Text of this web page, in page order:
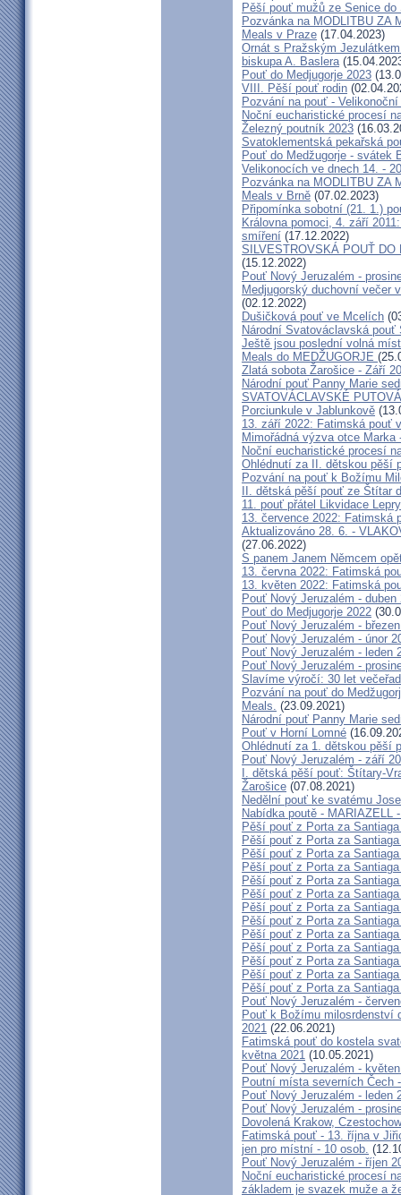
Pěší pouť mužů ze Senice do
Pozvánka na MODLITBU ZA
Meals v Praze (17.04.2023)
Ornát s Pražským
biskupa A. Baslera
Pouť do Medjugorje 2023
VIII. Pěší pouť rodin
Pozvání na pouť -
Noční eucharistické procesí
Železný poutník 2023
Svatoklementská pekařská
Pouť do Medžugorje - svátek
Velikonocích ve dnech 14. -
Pozvánka na MODLITBU ZA
Meals v Brně (07.02.2023)
Připomínka sobotní (21. 1.)
Královna pomoci, 4. září
smíření (17.12.2022)
SILVESTROVSKÁ POUŤ DO
(15.12.2022)
Pouť Nový Jeruzalém -
Medjugorský duchovní večer
(02.12.2022)
Dušičková pouť ve Mcelích
Národní Svatováclavská pouť
Ještě jsou poslední volná
Meals do MEDŽUGORJE
Zlatá sobota Žarošice - Září
Národní pouť Panny Marie
SVATOVÁCLAVSKÉ
Porciunkule v Jablunkově
13. září 2022: Fatimská pouť
Mimořádná výzva otce
Noční eucharistické procesí
Ohlédnutí za II. dětskou pěší
Pozvání na pouť k Božímu
II. dětská pěší pouť ze Štítar
11. pouť přátel Likvidace Lepry
13. července 2022: Fatimská
Aktualizováno 28. 6. -
(27.06.2022)
S panem Janem Němcem
13. června 2022: Fatimská
13. květen 2022: Fatimská
Pouť Nový Jeruzalém - duben
Pouť do Medjugorje 2022
Pouť Nový Jeruzalém -
Pouť Nový Jeruzalém - únor
Pouť Nový Jeruzalém - leden
Pouť Nový Jeruzalém -
Slavíme výročí: 30 let
Pozvání na pouť do
Meals. (23.09.2021)
Národní pouť Panny Marie
Pouť v Horní Lomné
Ohlédnutí za 1. dětskou pěší
Pouť Nový Jeruzalém - září
I. dětská pěší pouť: Štítary-
Žarošice (07.08.2021)
Nedělní pouť ke svatému
Nabídka poutě - MARIAZELL
Pěší pouť z Porta za
Pěší pouť z Porta za
Pěší pouť z Porta za
Pěší pouť z Porta za
Pěší pouť z Porta za
Pěší pouť z Porta za
Pěší pouť z Porta za
Pěší pouť z Porta za
Pěší pouť z Porta za
Pěší pouť z Porta za
Pěší pouť z Porta za
Pěší pouť z Porta za
Pěší pouť z Porta za
Pouť Nový Jeruzalém -
Pouť k Božímu milosrdenství
2021 (22.06.2021)
Fatimská pouť do kostela
května 2021 (10.05.2021)
Pouť Nový Jeruzalém -
Poutní místa severních Čech
Pouť Nový Jeruzalém - leden
Pouť Nový Jeruzalém -
Dovolená Krakow,
Fatimská pouť - 13. října v
jen pro místní - 10 osob.
Pouť Nový Jeruzalém - říjen
Noční eucharistické procesí
základem je svazek muže a